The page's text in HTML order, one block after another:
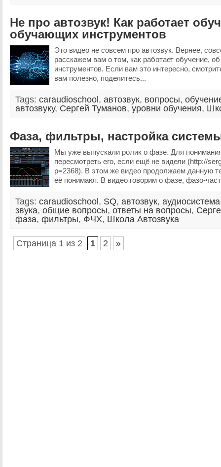
Не про автозвук! Как работает
обучающих инструментов
Это видео не совсем про автозвук. Вернее,
расскажем вам о том, как работает обучение,
инструментов. Если вам это интересно,
вам полезно, поделитесь...
Tags: caraudioschool , автозвук, вопросы,
автозвуку, Сергей Туманов, уровни обучения,
Фаза, фильтры, настройка
Мы уже выпускали ролик о фазе. Для
пересмотреть его, если ещё не видели (http://
p=2368). В этом же видео продолжаем данную
её понимают. В видео говорим о фазе, фазо-
Tags: caraudioschool , SQ, автозвук, аудиосистема
звука, общие вопросы, ответы на вопросы,
фаза, фильтры, ФЧХ, Школа Автозвука
Страница 1 из 2 1 2 »